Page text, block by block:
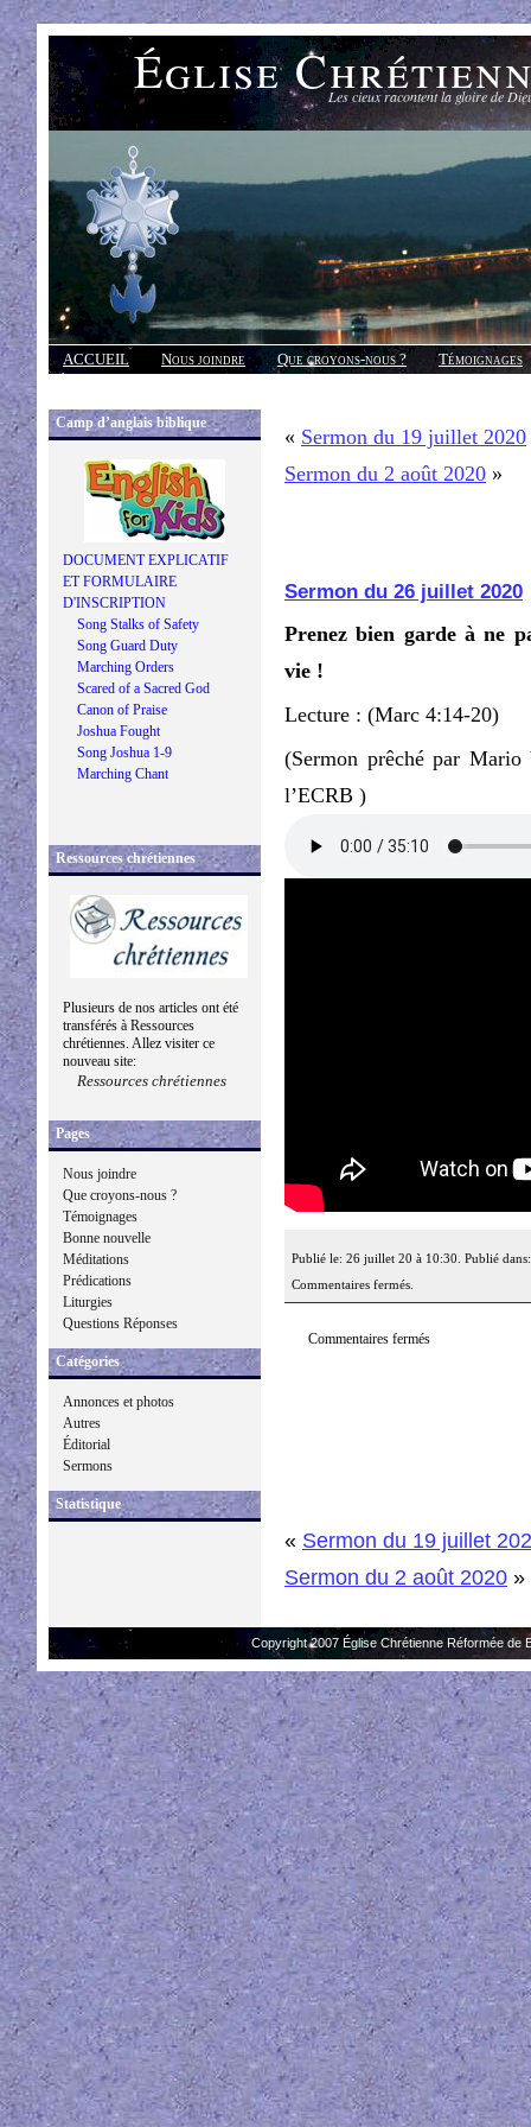
Église Les cieux racontent la gloire de
ACCUEIL Nous joindre Que croyons-nous ?
Témoignages
Réponses
Camp d’anglais biblique
DOCUMENT EXPLICATIF
ET FORMULAIRE
D'INSCRIPTION
Song Stalks of Safety
Song Guard Duty
Marching Orders
Scared of a Sacred God
Canon of Praise
Joshua Fought
Song Joshua 1-9
Marching Chant
Ressources chrétiennes
Plusieurs de nos articles ont été
transférés à Ressources
chrétiennes. Allez visiter ce
nouveau site:
Ressources chrétiennes
Pages
Nous joindre
Que croyons-nous ?
Témoignages
Bonne nouvelle
Méditations
Prédications
Liturgies
Questions Réponses
Catégories
Annonces et photos
Autres
Éditorial
Sermons
Statistique
« Sermon du 19 juillet 2020
Sermon du 2 août 2020 »
Sermon du 26 juillet 2020
Prenez bien garde à ne
vie !
Lecture : (Marc 4:14-20)
(Sermon prêché par
l’ECRB )
Publié le: 26 juillet 20 à 10:30. Publié
Commentaires fermés.
Commentaires fermés
« Sermon du 19 juillet
Sermon du 2 août 2020 »
Copyright 2007 Église Chrétienne Réformée de